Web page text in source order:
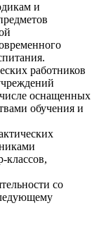
и
работников
оснащенных
обучения и
классов,
со